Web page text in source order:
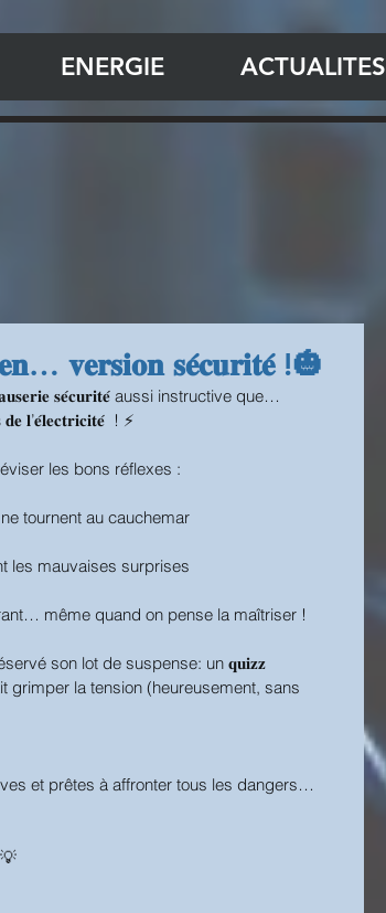
ENERGIE ACTUALITES
𝐯𝐞𝐫𝐬𝐢𝐨𝐧 𝐬𝐞́𝐜𝐮𝐫𝐢𝐭𝐞́ !🎃
𝐬𝐞́𝐜𝐮𝐫𝐢𝐭𝐞́ aussi instructive que…
! ⚡
les bons réflexes :
tournent au cauchemar
les mauvaises surprises
même quand on pense la maîtriser !
son lot de suspense: un 𝐪𝐮𝐢𝐳𝐳
grimper la tension (heureusement, sans
et prêtes à affronter tous les dangers…